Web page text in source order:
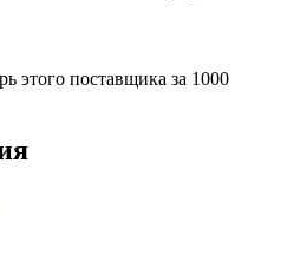
этого поставщика за 1000